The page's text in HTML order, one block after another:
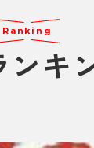
Ranking
ンキ